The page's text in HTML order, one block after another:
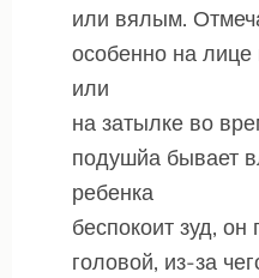
или вялым.
особенно на
или
на затылке во
подушйа бывает
ребенка
беспокоит зуд, он
головой, из-за